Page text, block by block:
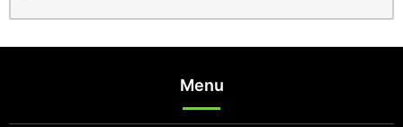
Menu